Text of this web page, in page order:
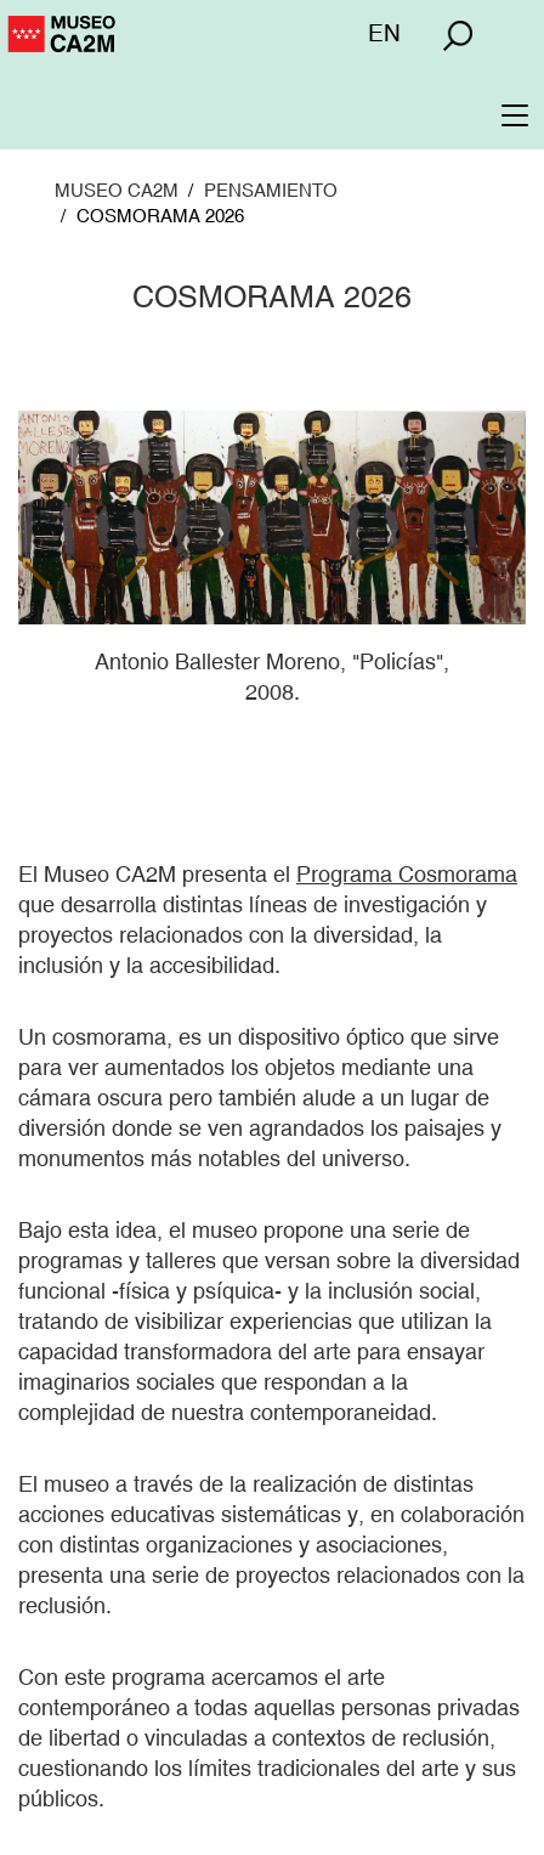
Pasar
Menú
EN
MUSEO CA2M
PENSAMIENTO
COSMORAMA 2026
COSMORAMA 2026
Antonio Ballester Moreno, "Policías",
2008.
El Museo CA2M presenta el Programa Cosmorama
que desarrolla distintas líneas de investigación y
proyectos relacionados con la diversidad, la
inclusión y la accesibilidad.
Un cosmorama, es un dispositivo óptico que sirve
para ver aumentados los objetos mediante una
cámara oscura pero también alude a un lugar de
diversión donde se ven agrandados los paisajes y
monumentos más notables del universo.
Bajo esta idea, el museo propone una serie de
programas y talleres que versan sobre la diversidad
funcional -física y psíquica- y la inclusión social,
tratando de visibilizar experiencias que utilizan la
capacidad transformadora del arte para ensayar
imaginarios sociales que respondan a la
complejidad de nuestra contemporaneidad.
El museo a través de la realización de distintas
acciones educativas sistemáticas y, en colaboración
con distintas organizaciones y asociaciones,
presenta una serie de proyectos relacionados con la
reclusión.
Con este programa acercamos el arte
contemporáneo a todas aquellas personas privadas
de libertad o vinculadas a contextos de reclusión,
cuestionando los límites tradicionales del arte y sus
públicos.